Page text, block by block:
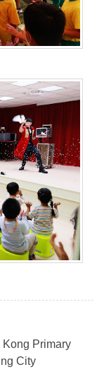
Primary
City